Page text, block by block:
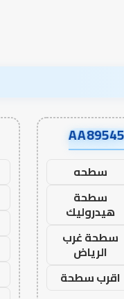
سطحه
سطحة
هيدروليك
سطحة غرب
الرياض
اقرب سطحة